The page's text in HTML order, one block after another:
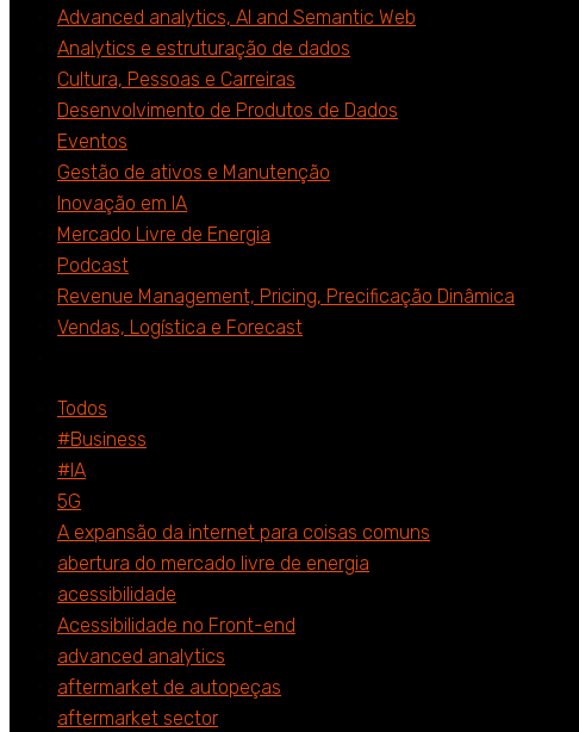
Advanced analytics, AI and Semantic Web
Analytics e estruturação de dados
Cultura, Pessoas e Carreiras
Desenvolvimento de Produtos de Dados
Eventos
Gestão de ativos e Manutenção
Inovação em IA
Mercado Livre de Energia
Podcast
Revenue Management, Pricing, Precificação Dinâmica
Vendas, Logística e Forecast
Todos
#Business
#IA
5G
A expansão da internet para coisas comuns
abertura do mercado livre de energia
acessibilidade
Acessibilidade no Front-end
advanced analytics
aftermarket de autopeças
aftermarket sector